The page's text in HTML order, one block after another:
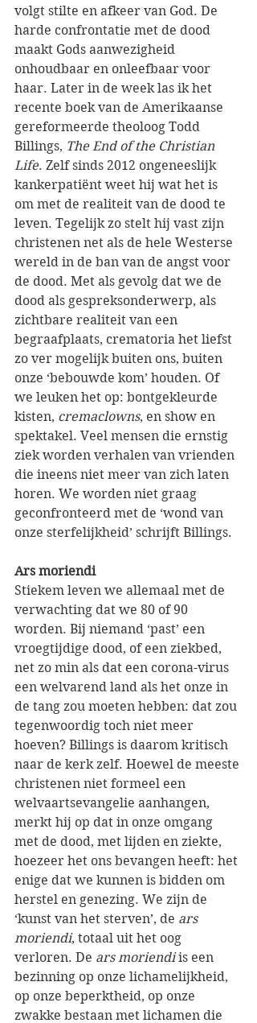
volgt stilte en afkeer van God. De
harde confrontatie met de dood
maakt Gods aanwezigheid
onhoudbaar en onleefbaar voor
haar. Later in de week las ik het
recente boek van de Amerikaanse
gereformeerde theoloog Todd
Billings, The End of the Christian
Life. Zelf sinds 2012 ongeneeslijk
kankerpatiënt weet hij wat het is
om met de realiteit van de dood te
leven. Tegelijk zo stelt hij vast zijn
christenen net als de hele Westerse
wereld in de ban van de angst voor
de dood. Met als gevolg dat we de
dood als gespreksonderwerp, als
zichtbare realiteit van een
begraafplaats, crematoria het liefst
zo ver mogelijk buiten ons, buiten
onze ‘bebouwde kom’ houden. Of
we leuken het op: bontgekleurde
kisten, cremaclowns, en show en
spektakel. Veel mensen die ernstig
ziek worden verhalen van vrienden
die ineens niet meer van zich laten
horen. We worden niet graag
geconfronteerd met de ‘wond van
onze sterfelijkheid’ schrijft Billings.
Ars moriendi
Stiekem leven we allemaal met de
verwachting dat we 80 of 90
worden. Bij niemand ‘past’ een
vroegtijdige dood, of een ziekbed,
net zo min als dat een corona-virus
een welvarend land als het onze in
de tang zou moeten hebben: dat zou
tegenwoordig toch niet meer
hoeven? Billings is daarom kritisch
naar de kerk zelf. Hoewel de meeste
christenen niet formeel een
welvaartsevangelie aanhangen,
merkt hij op dat in onze omgang
met de dood, met lijden en ziekte,
hoezeer het ons bevangen heeft: het
enige dat we kunnen is bidden om
herstel en genezing. We zijn de
‘kunst van het sterven’, de ars
moriendi, totaal uit het oog
verloren. De ars moriendi is een
bezinning op onze lichamelijkheid,
op onze beperktheid, op onze
zwakke bestaan met lichamen die